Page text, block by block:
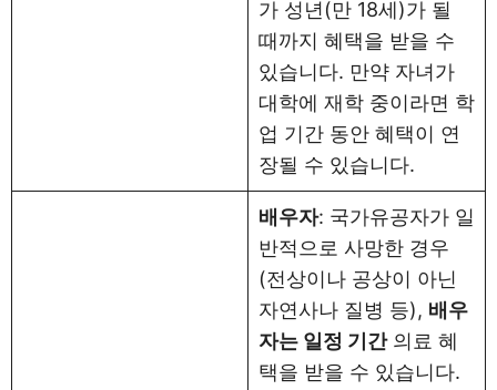
가 성년(만 18세)가 될
때까지 혜택을 받을 수
있습니다. 만약 자녀가
대학에 재학 중이라면 학
업 기간 동안 혜택이 연
장될 수 있습니다.
배우자: 국가유공자가 일
반적으로 사망한 경우
(전상이나 공상이 아닌
자연사나 질병 등), 배우
자는 일정 기간의료 혜
택을 받을 수 있습니다.